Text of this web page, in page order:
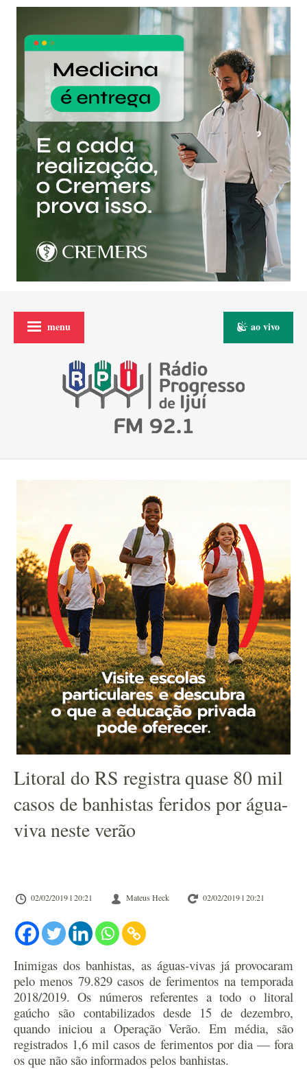
menu ao vivo
Litoral do RS registra quase 80 mil
casos de banhistas feridos por água-
viva neste verão
02/02/2019 l 20:21 Mateus Heck 02/02/2019 l 20:21
Inimigas dos banhistas, as águas-vivas já provocaram
pelo menos 79.829 casos de ferimentos na temporada
2018/2019. Os números referentes a todo o litoral
gaúcho são contabilizados desde 15 de dezembro,
quando iniciou a Operação Verão. Em média, são
registrados 1,6 mil casos de ferimentos por dia — fora
os que não são informados pelos banhistas.